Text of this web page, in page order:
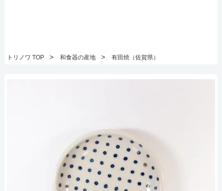
トリノワ TOP > 和食器の産地 > 有田焼（佐賀県）